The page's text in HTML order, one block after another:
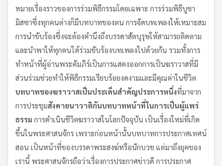
หมายเรื่องราวของการร่วมพิธีกรรมโดยเฉพาะ การร่วมพิธีบูชา
มิสซาซึ่งทุกคนต่างก็มีบทบาทของตน การจัดบทเพลงให้เหมาะสม
การนำขับร้องซึ่งจะต้องคำนึงถึงบรรดาสัตบุรุษให้สามารถติดตาม
และนำพาให้ทุกคนได้ร่วมขับร้องบทเพลงไปด้วยกัน รวมทั้งการ
ทำหน้าที่ผู้อ่านพระคัมภีร์เป็นการแสดงออกการเป็นฆราวาสที่มี
ส่วนร่วมช่วยทำให้พิธีกรรมเรียบร้อยงดงามและมีคุณค่าในชีวิต
บทบาทของฆราวาสเป็นประเด็นสำคัญประการหนึ่งที่มาจาก
การประชุมสังคายนาวาติกันบทบาทหน้าที่ในการเป็นผู้แพร่
ธรรม การดำเนินชีวิตฆราวาสในโลกปัจจุบัน เป็นเรื่องใหม่ที่เกิด
ขึ้นในพระศาสนจักร เพราะก่อนหน้านั้นบทบาทการประกาศเทศน์
สอน เป็นหน้าที่ของบรรดาพระสงฆ์หรือนักบวช แต่มาถึงยุคของ
เรานี้ พระศาสนจักรถือว่าเรื่องการประกาศข่าวดี การประกาศ